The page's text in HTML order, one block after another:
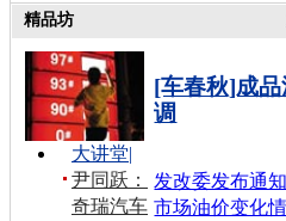
精品坊
[车春秋]成
调
发改委发布通
市场油价变化
大讲堂|
尹同跃：
奇瑞汽车